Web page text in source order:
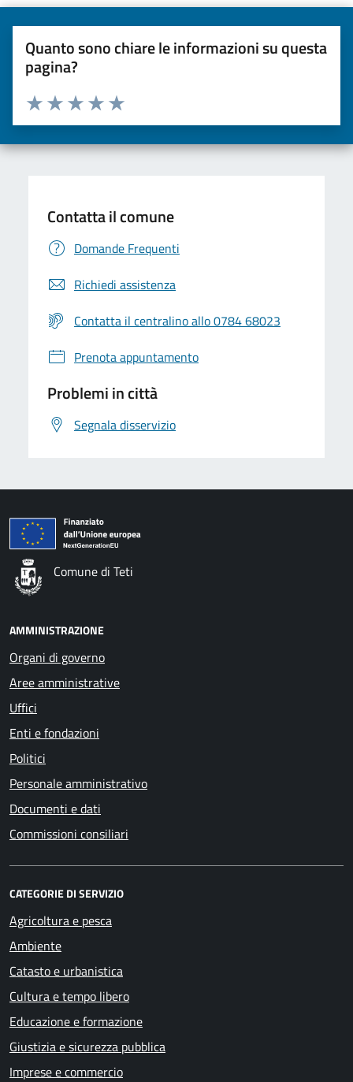
Quanto sono chiare le informazioni su questa
pagina?
Valuta da 1 a 5 stelle la pagina
Valuta 5 stelle su 5
Valuta 4 stelle su 5
Valuta 3 stelle su 5
Valuta 2 stelle su 5
Valuta una stella su 5
Contatta il comune
Domande Frequenti
Richiedi assistenza
Contatta il centralino allo 0784 68023
Prenota appuntamento
Problemi in città
Segnala disservizio
Comune di Teti
AMMINISTRAZIONE
Organi di governo
Aree amministrative
Uffici
Enti e fondazioni
Politici
Personale amministrativo
Documenti e dati
Commissioni consiliari
CATEGORIE DI SERVIZIO
Agricoltura e pesca
Ambiente
Catasto e urbanistica
Cultura e tempo libero
Educazione e formazione
Giustizia e sicurezza pubblica
Imprese e commercio